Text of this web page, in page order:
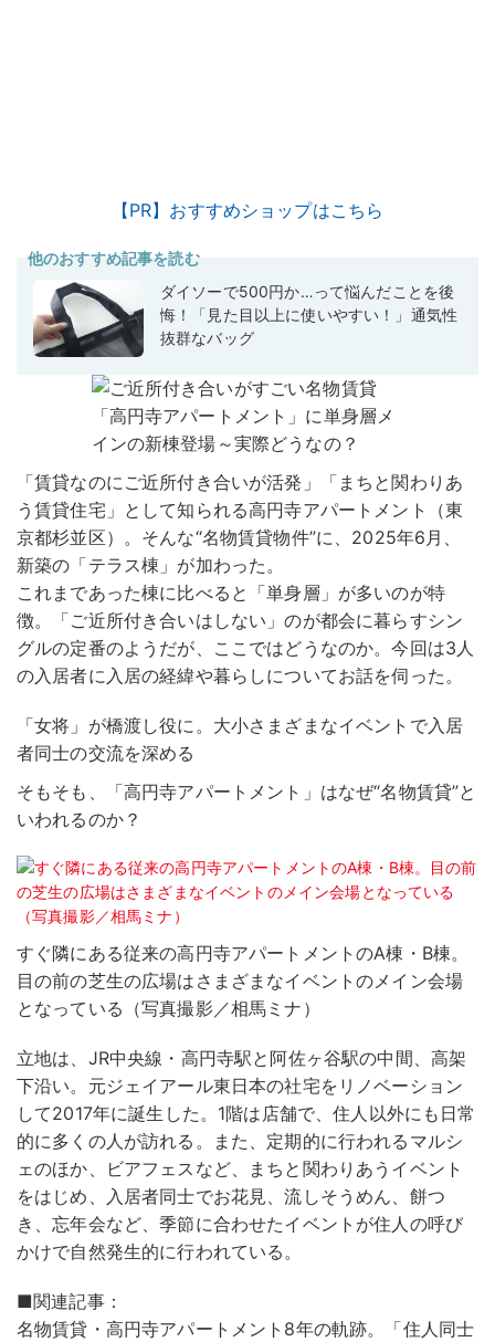
【PR】おすすめショップはこちら
他のおすすめ記事を読む
ダイソーで500円か…って悩んだことを後
悔！「見た目以上に使いやすい！」通気性
抜群なバッグ
「賃貸なのにご近所付き合いが活発」「まちと関わりあ
う賃貸住宅」として知られる高円寺アパートメント（東
京都杉並区）。そんな“名物賃貸物件”に、2025年6月、
新築の「テラス棟」が加わった。
これまであった棟に比べると「単身層」が多いのが特
徴。「ご近所付き合いはしない」のが都会に暮らすシン
グルの定番のようだが、ここではどうなのか。今回は3人
の入居者に入居の経緯や暮らしについてお話を伺った。
「女将」が橋渡し役に。大小さまざまなイベントで入居
者同士の交流を深める
そもそも、「高円寺アパートメント」はなぜ“名物賃貸”と
いわれるのか？
すぐ隣にある従来の高円寺アパートメントのA棟・B棟。
目の前の芝生の広場はさまざまなイベントのメイン会場
となっている（写真撮影／相馬ミナ）
立地は、JR中央線・高円寺駅と阿佐ヶ谷駅の中間、高架
下沿い。元ジェイアール東日本の社宅をリノベーション
して2017年に誕生した。1階は店舗で、住人以外にも日常
的に多くの人が訪れる。また、定期的に行われるマルシ
ェのほか、ビアフェスなど、まちと関わりあうイベント
をはじめ、入居者同士でお花見、流しそうめん、餅つ
き、忘年会など、季節に合わせたイベントが住人の呼び
かけで自然発生的に行われている。
■関連記事：
名物賃貸・高円寺アパートメント8年の軌跡。「住人同士